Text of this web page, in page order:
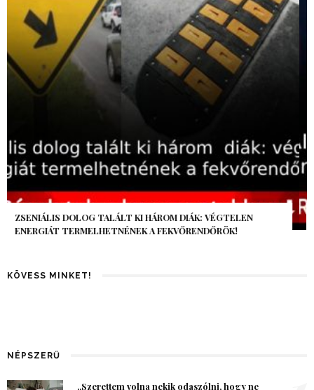
AZ AI-VILÁGVÉGE ÁRNYÉKA, CSAK PÁR ÓRA VOLT, MÉGIS AZ
EGÉSZ VILÁG MEGÉREZTE…
KÖVESS MINKET!
NÉPSZERŰ
„Szerettem volna nekik odaszólni, hogy ne